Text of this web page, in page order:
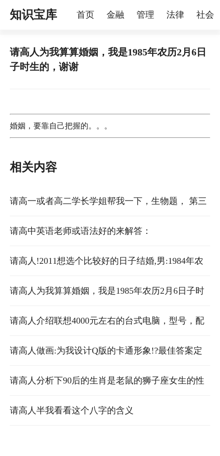
知识宝库 首页 金融 管理 法律 社会
烦恼 家庭
请高人为我算算婚姻，我是1985年农历2月6日
子时生的，谢谢
婚姻，要靠自己把握的。。。
相关内容
请高一或者高二学长学姐帮我一下，生物题， 第三
大题
请高中英语老师或语法好的来解答：
请高人!2011想选个比较好的日子结婚,男:1984年农
历9月17 女:1984年农历7月28日 领证和结婚最好的
日子!!
请高人为我算算婚姻，我是1985年农历2月6日子时
生的，谢谢
请高人介绍联想4000元左右的台式电脑，型号，配
置等。我买时能不能不要显示器？ 不好意思，没分
了……
请高人做画:为我设计Q版的卡通形象!?最佳答案定
追分!
请高人分析下90后的生肖是老鼠的狮子座女生的性
格、爱情、事业等方面
请高人半我看看这个八字的含义